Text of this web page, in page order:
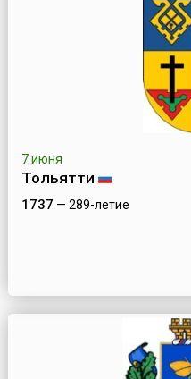
7 июня
Тольятти
1737 — 289-летие